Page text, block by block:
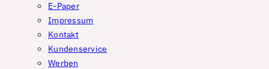
E-Paper
Impressum
Kontakt
Kundenservice
Werben